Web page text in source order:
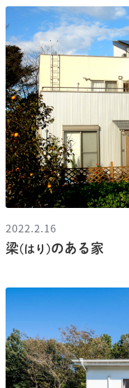
2022.2.16
梁(はり)のある家